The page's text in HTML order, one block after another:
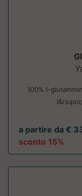
100% l-
a partire da €
sconto 15%